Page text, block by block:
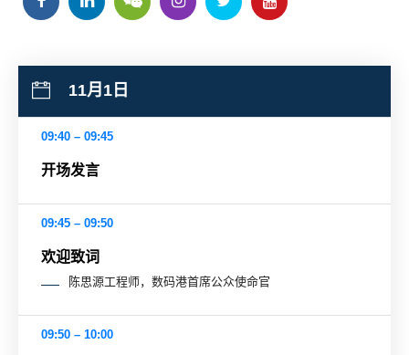
11月1日
09:40 – 09:45
开场发言
09:45 – 09:50
欢迎致词
陈思源工程师，数码港首席公众使命官
09:50 – 10:00